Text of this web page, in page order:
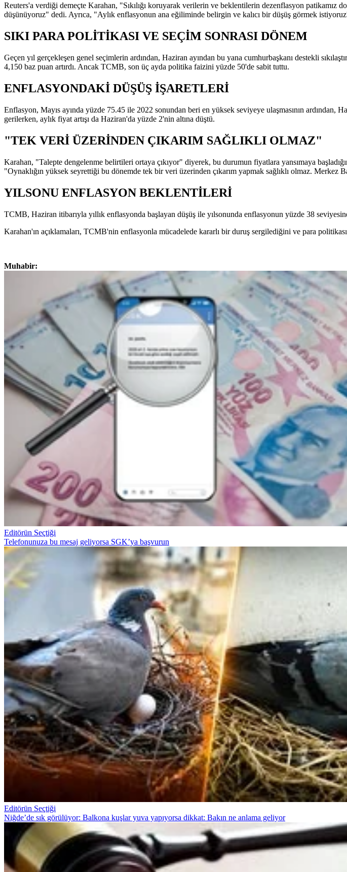
Reuters'a verdiği demeçte Karahan, "Sıkılığı koruyarak verilerin ve beklentilerin dezenflasyon patikamız
düşünüyoruz" dedi. Ayrıca, "Aylık enflasyonun ana eğiliminde belirgin ve kalıcı bir düşüş görmek
SIKI PARA POLİTİKASI VE SEÇİM SONRASI DÖNEM
Geçen yıl gerçekleşen genel seçimlerin ardından, Haziran ayından bu yana cumhurbaşkanı destekli
4,150 baz puan artırdı. Ancak TCMB, son üç ayda politika faizini yüzde 50'de sabit tuttu.
ENFLASYONDAKİ DÜŞÜŞ İŞARETLERİ
Enflasyon, Mayıs ayında yüzde 75.45 ile 2022 sonundan beri en yüksek seviyeye ulaşmasının ardından,
gerilerken, aylık fiyat artışı da Haziran'da yüzde 2'nin altına düştü.
"TEK VERİ ÜZERİNDEN ÇIKARIM SAĞLIKLI OLMAZ"
Karahan, "Talepte dengelenme belirtileri ortaya çıkıyor" diyerek, bu durumun fiyatlara yansımaya
"Oynaklığın yüksek seyrettiği bu dönemde tek bir veri üzerinden çıkarım yapmak sağlıklı olmaz. Merkez
YILSONU ENFLASYON BEKLENTİLERİ
TCMB, Haziran itibarıyla yıllık enflasyonda başlayan düşüş ile yılsonunda enflasyonun yüzde 38
Karahan'ın açıklamaları, TCMB'nin enflasyonla mücadelede kararlı bir duruş sergilediğini ve para
Muhabir:
Editörün Seçtiği
Telefonunuza bu mesaj geliyorsa SGK’ya başvurun
Editörün Seçtiği
Niğde’de sık görülüyor: Balkona kuşlar yuva yapıyorsa dikkat: Bakın ne anlama geliyor